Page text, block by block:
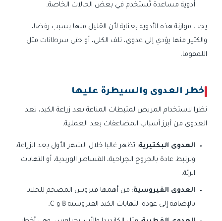
أدوية مساعدة تُستخدم في بعض الحالات الخاصة.
يجب موازنة هذه الأدوية بعناية لأن القليل منها يسبب رفضا،
والكثير منها يؤدي إلى عدوى، تلف الكلى، أو حتى سرطانات مثل
اللمفوما.
خطر العدوى والسيطرة عليها
نظرا لاستخدام المريض لمثبطات المناعة بعد زراعة الكبد، تعد
العدوى من أبرز أسباب المضاعفات بعد العملية.
العدوى البكتيرية: تظهر غالبا خلال الشهر الأول بعد الزراعة،
وترتبط عادة بالجروح الجراحية، القساطر الوريدية، أو التهابات
الرئة.
العدوى الفيروسية: من أهمها فيروس المضخم للخلايا
بالإضافة إلى عودة التهابات الكبد الفيروسية B و C.